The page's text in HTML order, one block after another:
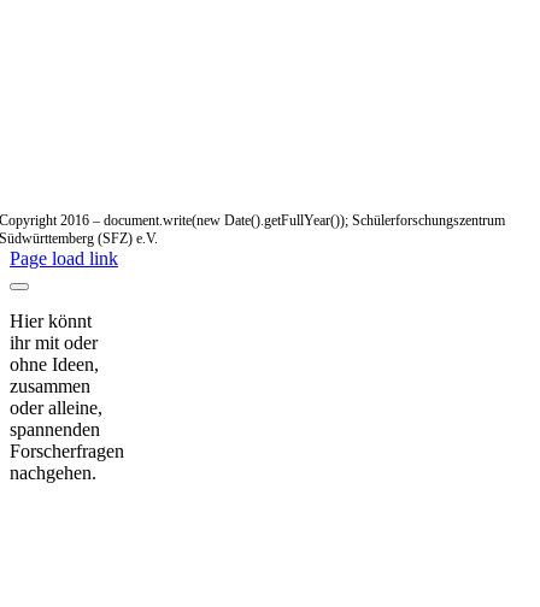
Copyright 2016 – document.write(new Date().getFullYear()); Schülerforschungszentrum
Südwürttemberg (SFZ) e.V.
Page load link
Hier könnt
ihr mit oder
ohne Ideen,
zusammen
oder alleine,
spannenden
Forscherfragen
nachgehen.